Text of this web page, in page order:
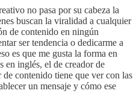
no pasa por su cabeza la
buscan la viralidad a cualquier
de contenido en ningún
ser tendencia o dedicarme a
es que me gusta la forma en
en inglés, el de creador de
de contenido tiene que ver con las
un mensaje y cómo ese